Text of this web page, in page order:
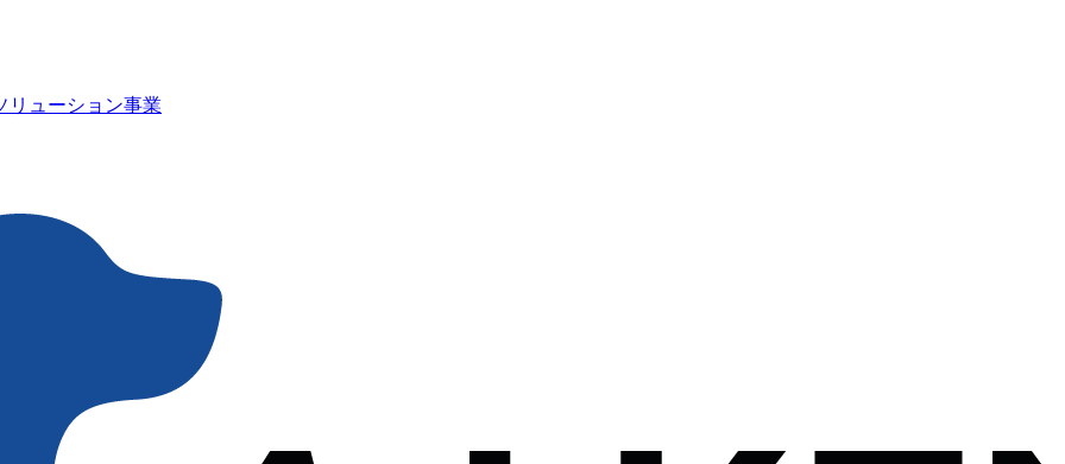
リューション事業